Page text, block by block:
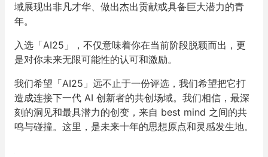
域展现出非凡才华、做出杰出贡献或具备巨大潜力的青
年。
入选「AI25」，不仅意味着你在当前阶段脱颖而出，更
是对你未来无限可能性的认可和激励。
我们希望「AI25」远不止于一份评选，我们希望把它打
造成连接下一代 AI 创新者的共创场域。我们相信，最深
刻的洞见和最具潜力的创变，来自 best mind 之间的共
鸣与碰撞。这里，是未来十年的思想原点和灵感发生地。